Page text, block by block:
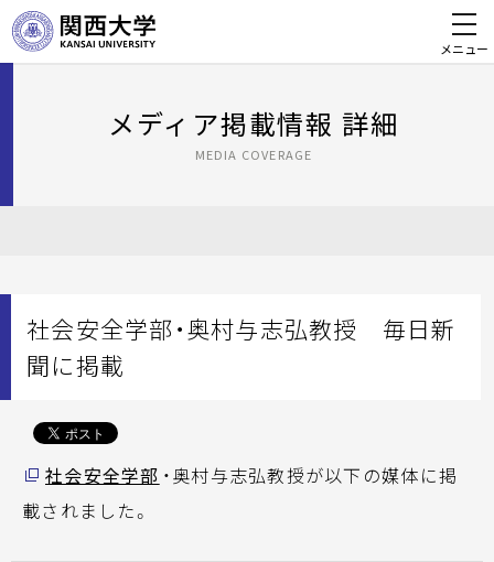
メニュー
メディア掲載情報 詳細
MEDIA COVERAGE
社会安全学部・奥村与志弘教授 毎日新
聞に掲載
社会安全学部 ・奥村与志弘教授が以下の媒体に掲
載されました。